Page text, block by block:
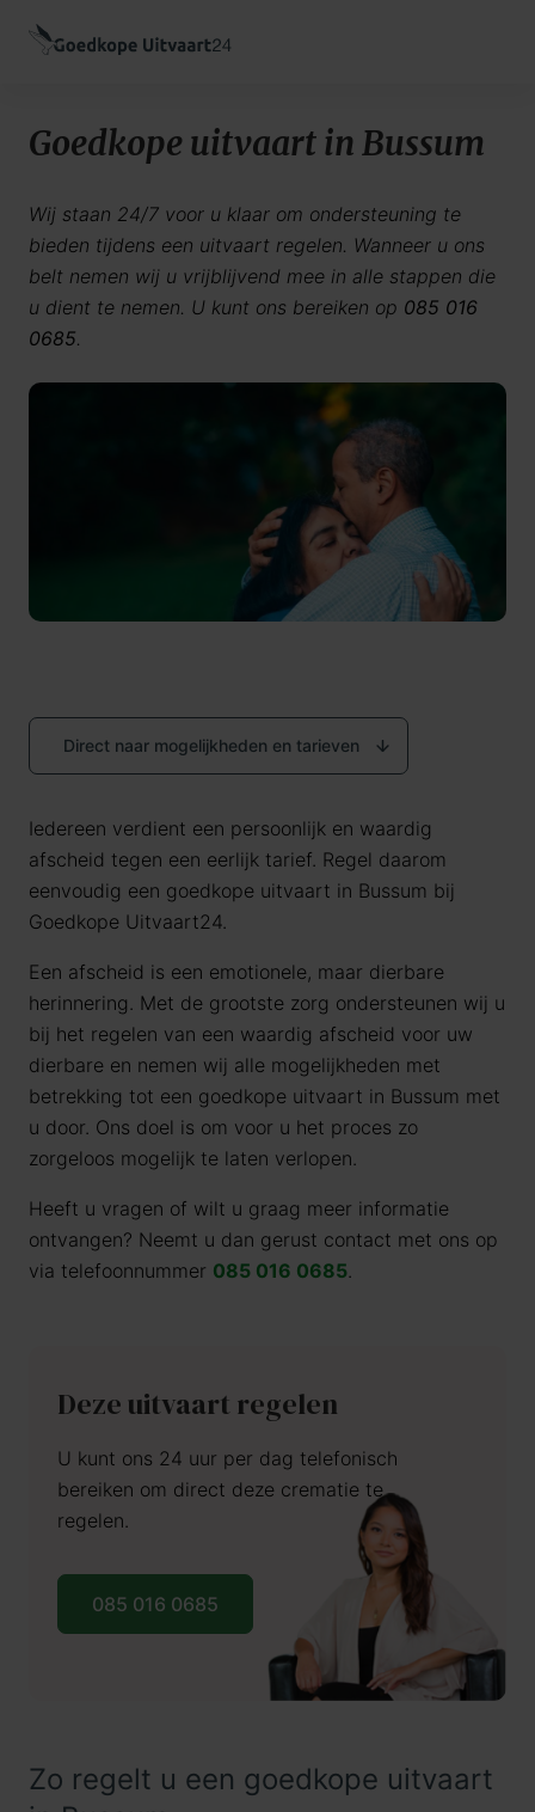
Goedkope uitvaart in Bussum
Wij staan 24/7 voor u klaar om ondersteuning te
bieden tijdens een uitvaart regelen. Wanneer u ons
belt nemen wij u vrijblijvend mee in alle stappen die
u dient te nemen. U kunt ons bereiken op 085 016
0685.
Direct naar mogelijkheden en tarieven
Iedereen verdient een persoonlijk en waardig
afscheid tegen een eerlijk tarief. Regel daarom
eenvoudig een goedkope uitvaart in Bussum bij
Goedkope Uitvaart24.
Een afscheid is een emotionele, maar dierbare
herinnering. Met de grootste zorg ondersteunen wij u
bij het regelen van een waardig afscheid voor uw
dierbare en nemen wij alle mogelijkheden met
betrekking tot een goedkope uitvaart in Bussum met
u door. Ons doel is om voor u het proces zo
zorgeloos mogelijk te laten verlopen.
Heeft u vragen of wilt u graag meer informatie
ontvangen? Neemt u dan gerust contact met ons op
via telefoonnummer 085 016 0685.
Deze uitvaart regelen
U kunt ons 24 uur per dag telefonisch
bereiken om direct deze crematie te
regelen.
085 016 0685
Zo regelt u een goedkope uitvaart